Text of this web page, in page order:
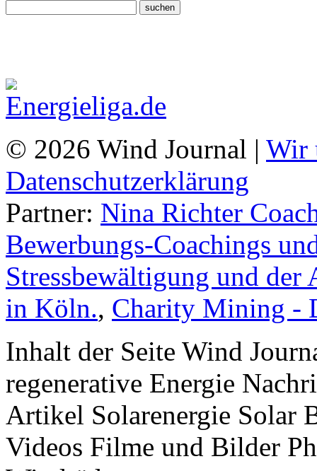
© 2026 Wind Journal | Wir
Datenschutzerklärung
Partner: Nina Richter
Bewerbungs-Coachings
Stressbewältigung und
in Köln., Charity Mining -
Inhalt der Seite Wind
regenerative Energie
Artikel Solarenergie Solar
Videos Filme und Bilder